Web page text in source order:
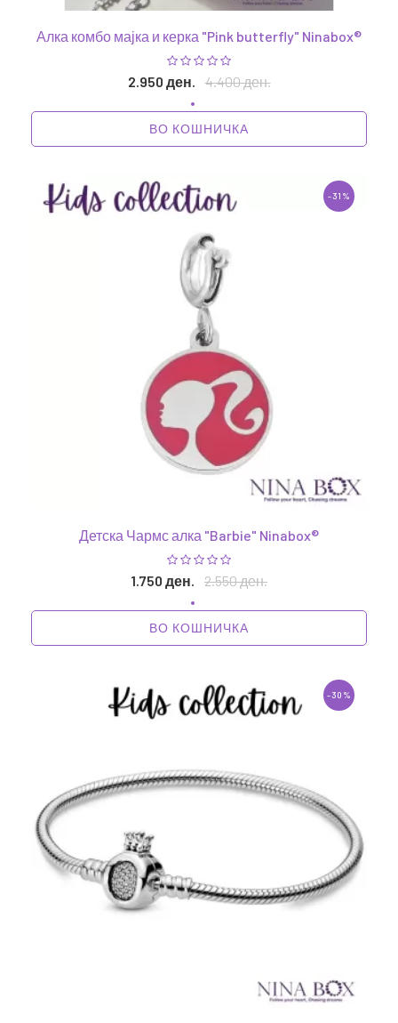
Алка комбо мајка и керка "Pink butterfly" Ninabox®
2.950 ден. 4.400 ден.
ВО КОШНИЧКА
-31%
Детска Чармс алка "Barbie" Ninabox®
1.750 ден. 2.550 ден.
ВО КОШНИЧКА
-30%